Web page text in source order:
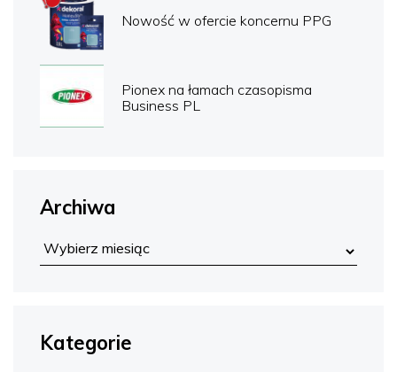
Nowość w ofercie koncernu PPG
Pionex na łamach czasopisma
Business PL
Archiwa
Kategorie